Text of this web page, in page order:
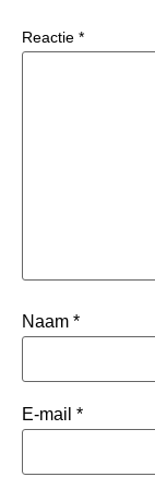
Reactie *
Naam *
E-mail *